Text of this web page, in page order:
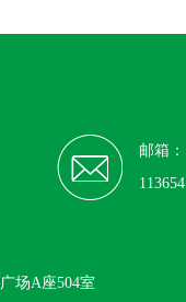
邮箱：
场A座504室